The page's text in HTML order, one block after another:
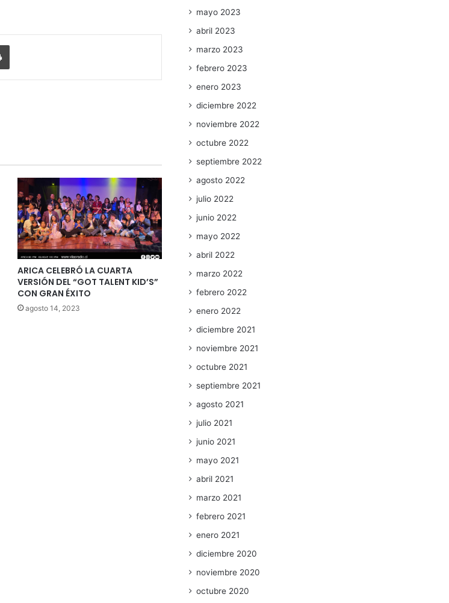
Imprimir
ARICA CELEBRÓ LA CUARTA
VERSIÓN DEL “GOT TALENT KID’S”
CON GRAN ÉXITO
agosto 14, 2023
mayo 2023
abril 2023
marzo 2023
febrero 2023
enero 2023
diciembre 2022
noviembre 2022
octubre 2022
septiembre 2022
agosto 2022
julio 2022
junio 2022
mayo 2022
abril 2022
marzo 2022
febrero 2022
enero 2022
diciembre 2021
noviembre 2021
octubre 2021
septiembre 2021
agosto 2021
julio 2021
junio 2021
mayo 2021
abril 2021
marzo 2021
febrero 2021
enero 2021
diciembre 2020
noviembre 2020
octubre 2020